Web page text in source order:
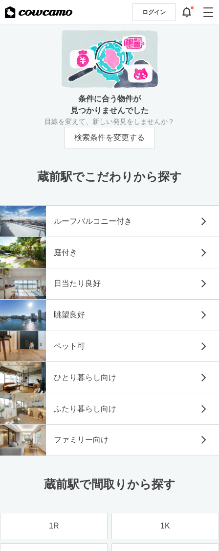
ログイン
条件に合う物件が
見つかりませんでした
目線を変えて、新しい発見をしませんか？
検索条件を変更する
蔵前駅でこだわりから探す
ルーフバルコニー付き
庭付き
日当たり良好
眺望良好
ペット可
ひとり暮らし向け
ふたり暮らし向け
ファミリー向け
蔵前駅で間取りから探す
1R 1K